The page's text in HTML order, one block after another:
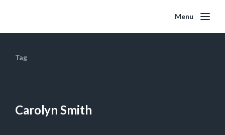
Menu
Tag
Carolyn Smith